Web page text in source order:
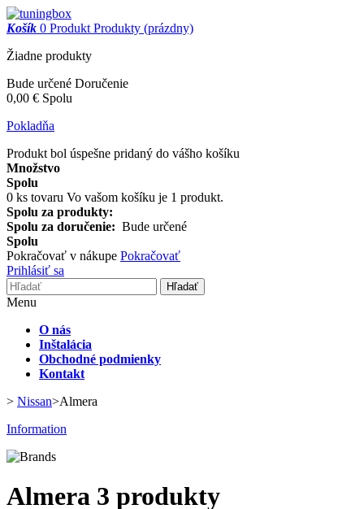
Košík 0 Produkt Produkty (prázdny)
Žiadne produkty
Bude určené Doručenie
0,00 € Spolu
Pokladňa
Produkt bol úspešne pridaný do vášho košíku
Množstvo
Spolu
0 ks tovaru Vo vašom košíku je 1 produkt.
Spolu za produkty:
Spolu za doručenie: Bude určené
Spolu
Pokračovať v nákupe Pokračovať
Prihlásiť sa
Hľadať
Menu
O nás
Inštalácia
Obchodné podmienky
Kontakt
> Nissan>Almera
Information
Almera 3 produkty